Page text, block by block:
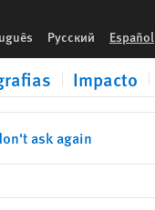
Русский Español
Impacto
ask again